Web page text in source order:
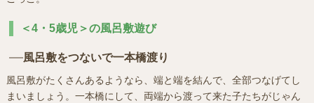
＜4・5歳児＞の風呂敷遊び
風呂敷をつないで一本橋渡り
風呂敷がたくさんあるようなら、端と端を結んで、全部つなげてし
まいましょう。一本橋にして、両端から渡って来た子たちがじゃん